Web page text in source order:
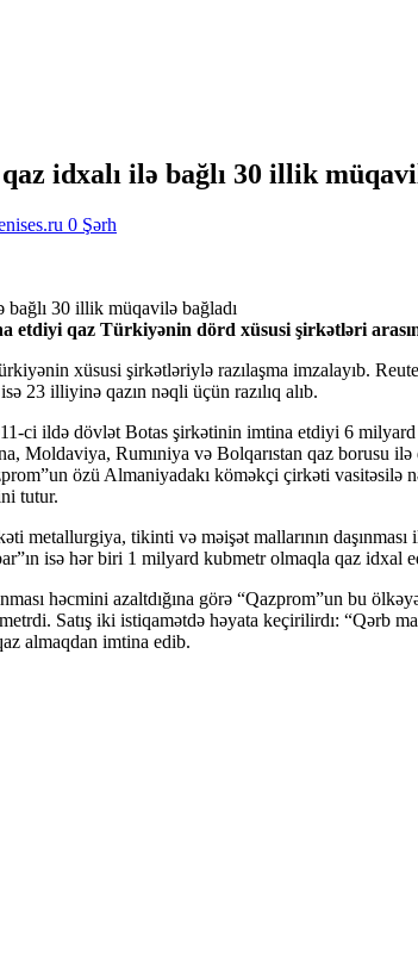
idxalı ilə bağlı 30 illik
0 Şərh
etdiyi qaz Türkiyənin dörd xüsusi şirkətləri
xüsusi şirkətləriylə razılaşma imzalayıb.
23 illiyinə qazın nəqli üçün razılıq alıb.
ci ildə dövlət Botas şirkətinin imtina etdiyi 6 milyard
Moldaviya, Rumıniya və Bolqarıstan qaz borusu ilə
özü Almaniyadakı köməkçi çirkəti vasitəsilə
tutur.
metallurgiya, tikinti və məişət mallarının
isə hər biri 1 milyard kubmetr olmaqla qaz idxal
həcmini azaltdığına görə “Qazprom”un bu
Satış iki istiqamətdə həyata keçirilirdı: “Qərb
almaqdan imtina edib.